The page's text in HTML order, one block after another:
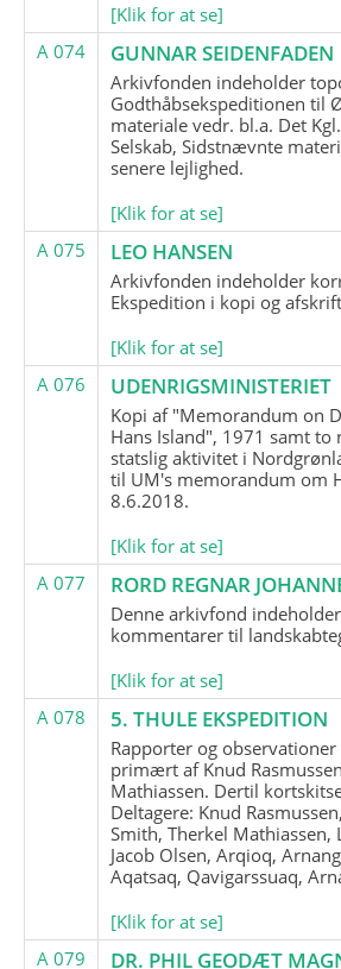
[Klik for at se]
A 074
GUNNAR SEIDENFADEN
Arkivfonden indeholder
Godthåbsekspeditionen til
materiale vedr. bl.a. Det
Selskab, Sidstnævnte
senere lejlighed.
[Klik for at se]
A 075
LEO HANSEN
Arkivfonden indeholder
Ekspedition i kopi og
[Klik for at se]
A 076
UDENRIGSMINISTERIET
Kopi af "Memorandum on
Hans Island", 1971 samt
statslig aktivitet i
til UM's memorandum om
8.6.2018.
[Klik for at se]
A 077
RORD REGNAR
Denne arkivfond
kommentarer til
[Klik for at se]
A 078
5. THULE EKSPEDITION
Rapporter og
primært af Knud
Mathiassen. Dertil
Deltagere: Knud
Smith, Therkel Mathiassen,
Jacob Olsen, Arqioq,
Aqatsaq, Qavigarssuaq,
[Klik for at se]
A 079
DR. PHIL GEODÆT